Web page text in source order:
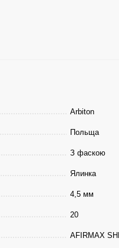
Arbiton
Польща
З фаскою
Ялинка
4,5 мм
20
AFIRMAX